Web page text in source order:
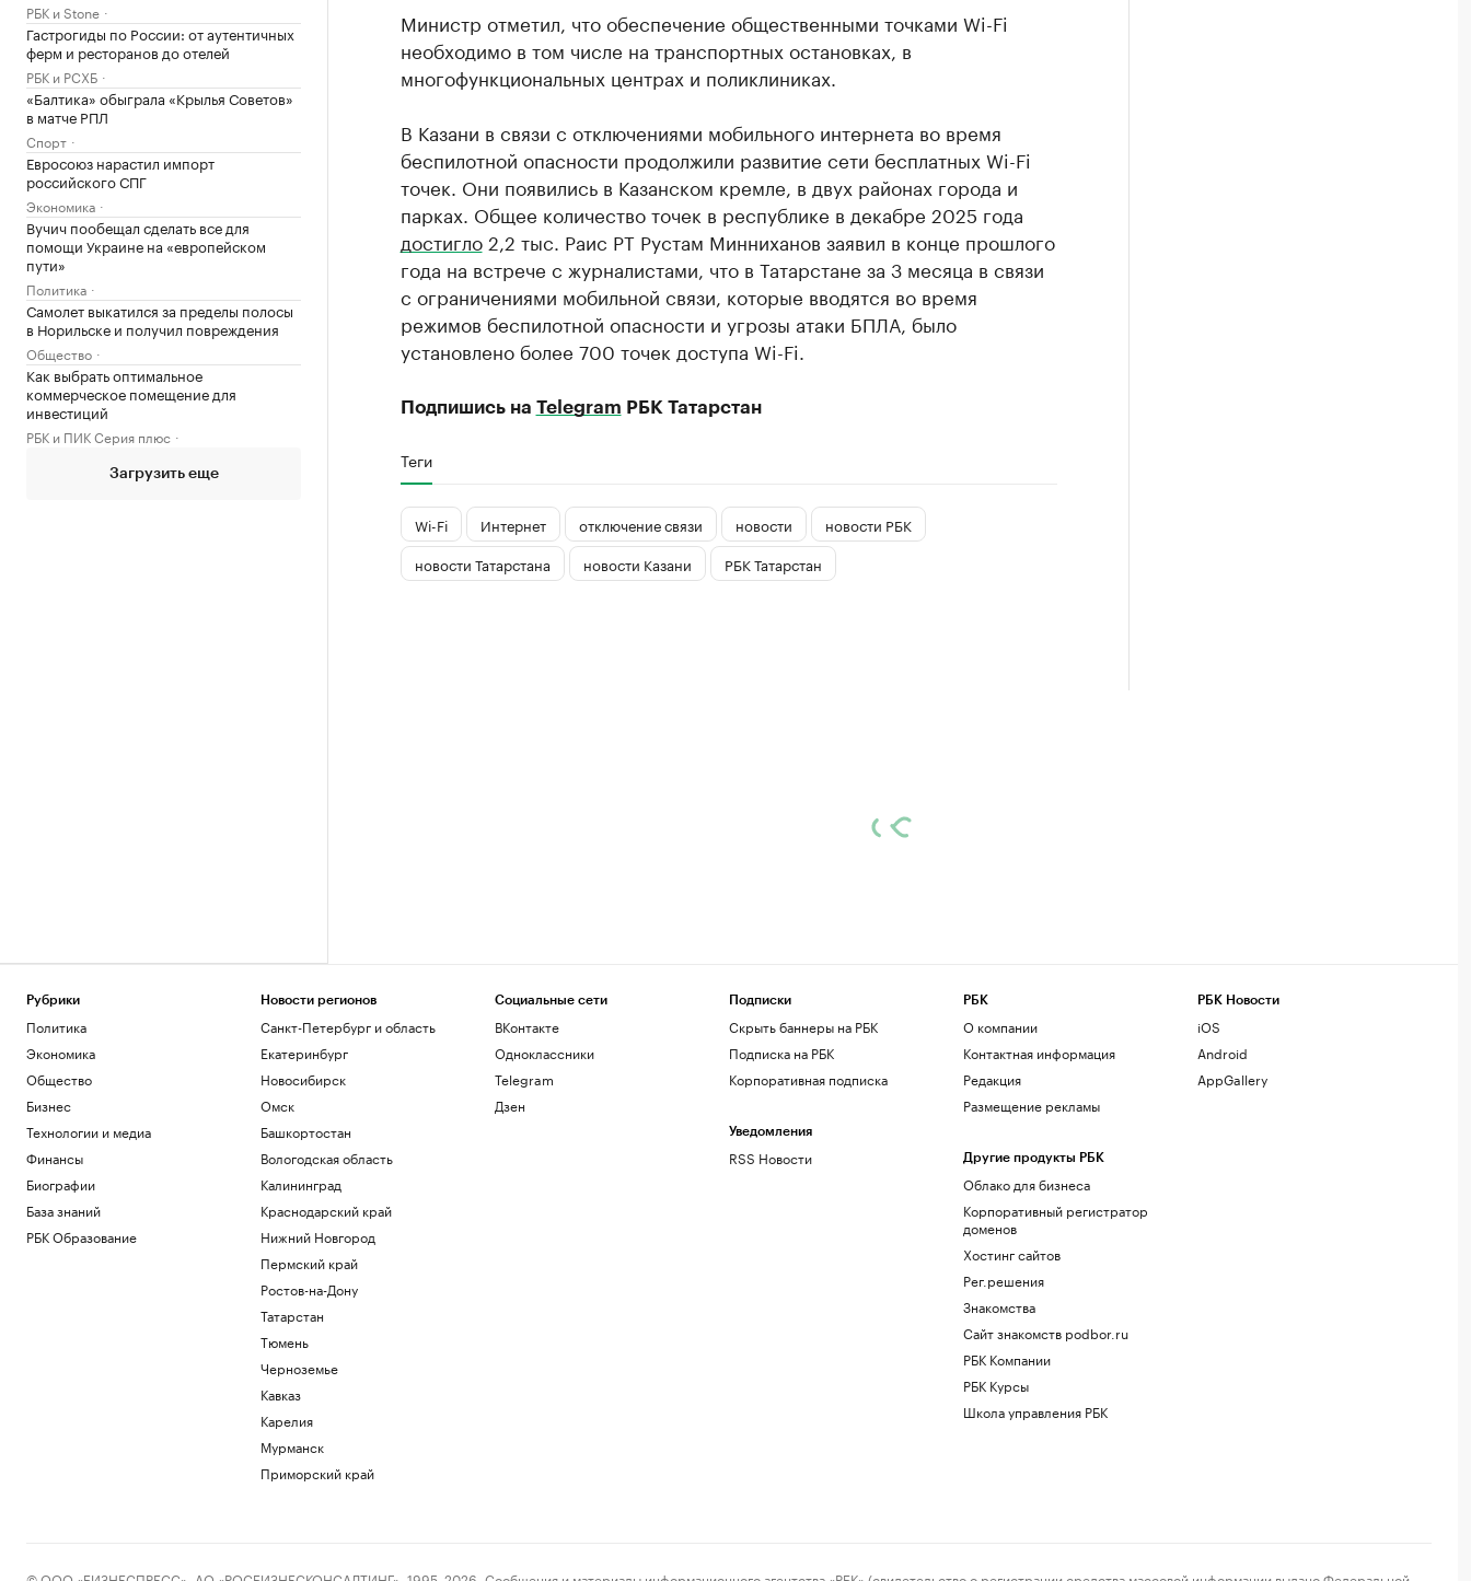
РБК и Stone
Гастрогиды по России: от аутентичных
ферм и ресторанов до отелей
РБК и РСХБ
«Балтика» обыграла «Крылья Советов»
в матче РПЛ
Спорт
Евросоюз нарастил импорт
российского СПГ
Экономика
Вучич пообещал сделать все для
помощи Украине на «европейском
пути»
Политика
Самолет выкатился за пределы полосы
в Норильске и получил повреждения
Общество
Как выбрать оптимальное
коммерческое помещение для
инвестиций
РБК и ПИК Серия плюс
Загрузить еще
Министр отметил, что обеспечение общественными точками Wi-Fi
необходимо в том числе на транспортных остановках, в
многофункциональных центрах и поликлиниках.
В Казани в связи с отключениями мобильного интернета во время
беспилотной опасности продолжили развитие сети бесплатных Wi-Fi
точек. Они появились в Казанском кремле, в двух районах города и
парках. Общее количество точек в республике в декабре 2025 года
достигло2,2 тыс. Раис РТ Рустам Минниханов заявил в конце прошлого
года на встрече с журналистами, что в Татарстане за 3 месяца в связи
с ограничениями мобильной связи, которые вводятся во время
режимов беспилотной опасности и угрозы атаки БПЛА, было
установлено более 700 точек доступа Wi-Fi.
Подпишись на Telegram РБК Татарстан
Теги
Wi-Fi Интернет отключение связи новости
новости РБК
новости Татарстана
новости Казани РБК Татарстан
Рубрики
Политика
Экономика
Общество
Бизнес
Технологии и медиа
Финансы
Биографии
База знаний
РБК Образование
Новости регионов
Санкт-Петербург и область
Екатеринбург
Новосибирск
Омск
Башкортостан
Вологодская область
Калининград
Краснодарский край
Нижний Новгород
Пермский край
Ростов-на-Дону
Татарстан
Тюмень
Черноземье
Кавказ
Карелия
Мурманск
Приморский край
Социальные сети
ВКонтакте
Одноклассники
Telegram
Дзен
Подписки
Скрыть баннеры на РБК
Подписка на РБК
Корпоративная подписка
Уведомления
RSS Новости
РБК
О компании
Контактная информация
Редакция
Размещение рекламы
Другие продукты РБК
Облако для бизнеса
Корпоративный регистратор
доменов
Хостинг сайтов
Рег.решения
Знакомства
Сайт знакомств podbor.ru
РБК Компании
РБК Курсы
Школа управления РБК
РБК Новости
iOS
Android
AppGallery